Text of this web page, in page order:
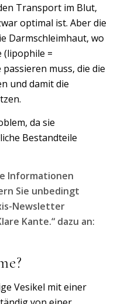
Transport im Blut,
optimal ist. Aber die
Darmschleimhaut, wo
(lipophile =
muss, die die
und damit die
da sie
Bestandteile
Informationen
Sie unbedingt
Newsletter
Kante.“ dazu an:
Vesikel mit einer